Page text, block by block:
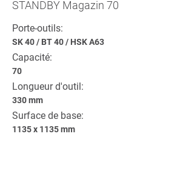
STANDBY Magazin 70
Porte-outils:
SK 40/ BT 40/ HSK A63
Capacité:
70
Longueur d'outil:
330 mm
Surface de base:
1135 x 1135 mm